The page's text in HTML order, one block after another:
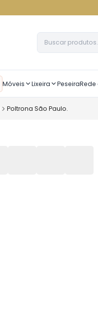
Móveis Lixeira PeseiraRede
Poltrona São Paulo.